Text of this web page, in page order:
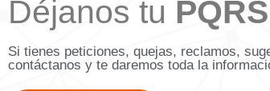
Déjanos tu
Si tienes peticiones, quejas, reclamos,
contáctanos y te daremos toda la